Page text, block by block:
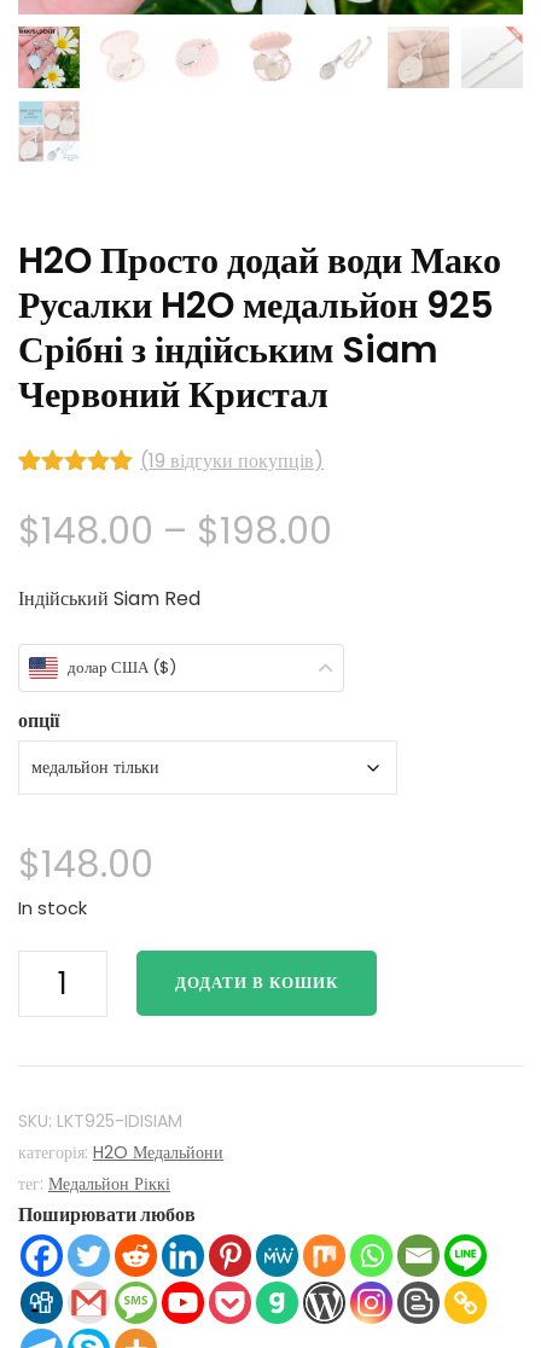
H2O Просто додай води Мако
Русалки H2O медальйон 925
Срібні з індійським Siam
Червоний Кристал
4.89
з 5 на
основі
(19 відгуки покупців)
$148.00 – $198.00
$148.00
через
$198.00
Індійський Siam Red
долар США ($)
опції
$148.00
In stock
Просто
води
Русалки
H2O
медальйон
925
Срібні
індійським
Siam
ДОДАТИ В КОШИК
SKU: LKT925-IDISIAM
категорія: H2O Медальйони
тег: Медальйон Ріккі
Поширювати любов